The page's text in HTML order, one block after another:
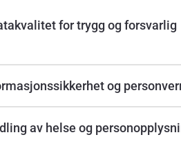
for trygg og forsvarlig
og
av helse og